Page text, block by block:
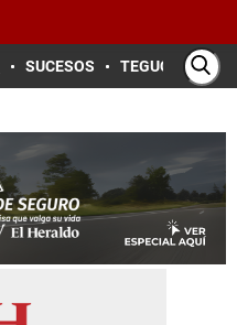
SUCESOS TEGUCIGALPA